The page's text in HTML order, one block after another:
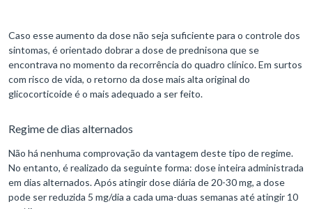
Caso esse aumento da dose não seja suficiente para o controle dos
sintomas, é orientado dobrar a dose de prednisona que se
encontrava no momento da recorrência do quadro clínico. Em surtos
com risco de vida, o retorno da dose mais alta original do
glicocorticoide é o mais adequado a ser feito.
Regime de dias alternados
Não há nenhuma comprovação da vantagem deste tipo de regime.
No entanto, é realizado da seguinte forma: dose inteira administrada
em dias alternados. Após atingir dose diária de 20-30 mg, a dose
pode ser reduzida 5 mg/dia a cada uma-duas semanas até atingir 10